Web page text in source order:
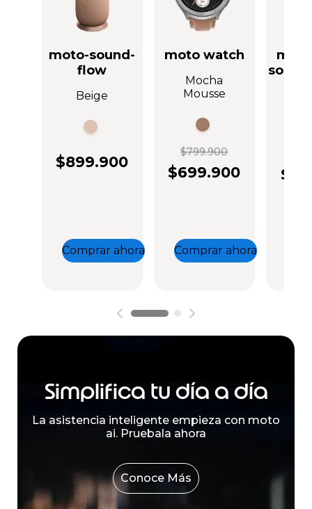
moto-sound-
flow
Beige
$899.900
Comprar ahora
moto watch
Mocha
Mousse
$799.900
$699.900
Comprar ahora
Simplifica tu día a día
La asistencia inteligente empieza con moto
ai. Pruebala ahora
Conoce Más